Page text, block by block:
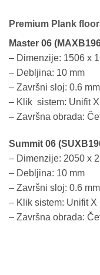
Premium Plank
Master 06
– Dimenzije: 1506 x
– Debljina: 10 mm
– Završni sloj: 0.6 mm
– Klik sistem: Unifit X
– Završna obrada:
Summit 06
– Dimenzije: 2050 x
– Debljina: 10 mm
– Završni sloj: 0.6 mm
– Klik sistem: Unifit X
– Završna obrada: